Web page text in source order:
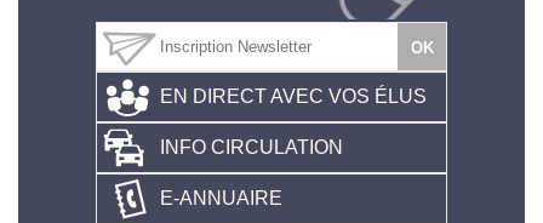
EN DIRECT AVEC VOS ÉLUS
INFO CIRCULATION
E-ANNUAIRE